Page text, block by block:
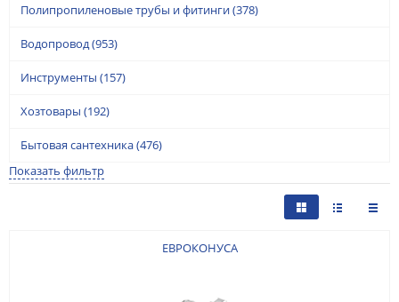
Полипропиленовые трубы и фитинги(378)
Водопровод(953)
Инструменты (157)
Хозтовары (192)
Бытовая сантехника(476)
Показать фильтр
ЕВРОКОНУСА